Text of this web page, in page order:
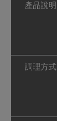
產品說明
調理方式